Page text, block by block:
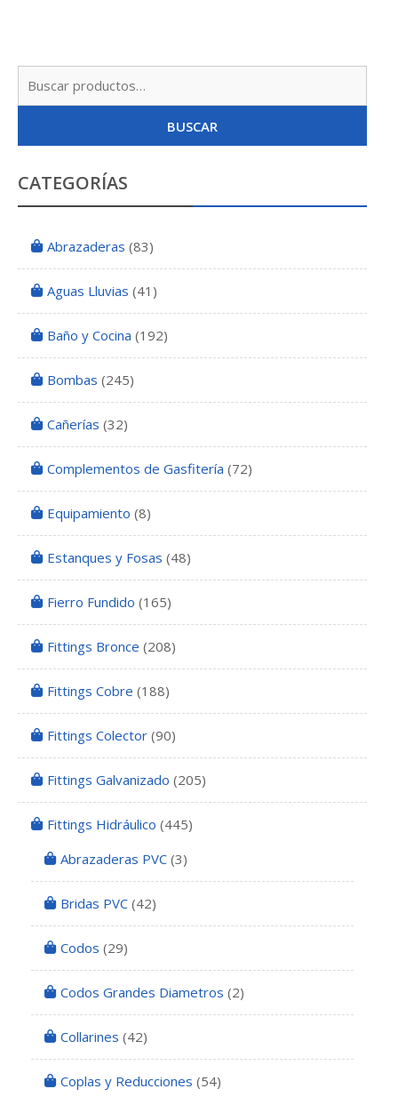
BUSCAR
CATEGORÍAS
Abrazaderas (83)
Aguas Lluvias (41)
Baño y Cocina (192)
Bombas (245)
Cañerías (32)
Complementos de Gasfitería (72)
Equipamiento (8)
Estanques y Fosas (48)
Fierro Fundido (165)
Fittings Bronce (208)
Fittings Cobre (188)
Fittings Colector (90)
Fittings Galvanizado (205)
Fittings Hidráulico (445)
Abrazaderas PVC (3)
Bridas PVC (42)
Codos (29)
Codos Grandes Diametros (2)
Collarines (42)
Coplas y Reducciones (54)